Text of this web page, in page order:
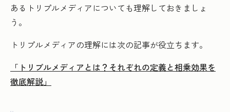
あるトリプルメディアについても理解しておきましょ
う。
トリプルメディアの理解には次の記事が役立ちます。
「トリプルメディアとは？それぞれの定義と相乗効果を
徹底解説」